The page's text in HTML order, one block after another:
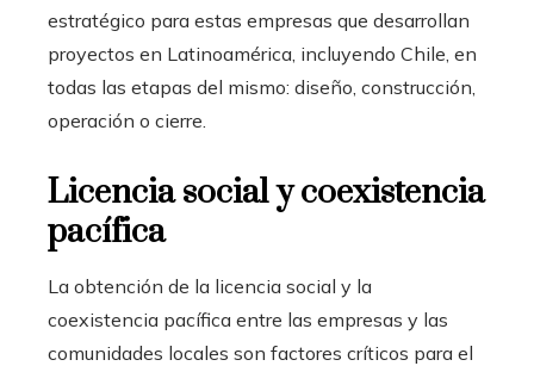
estratégico para estas empresas que desarrollan
proyectos en Latinoamérica, incluyendo Chile, en
todas las etapas del mismo: diseño, construcción,
operación o cierre.
Licencia social y coexistencia
pacífica
La obtención de la licencia social y la
coexistencia pacífica entre las empresas y las
comunidades locales son factores críticos para el